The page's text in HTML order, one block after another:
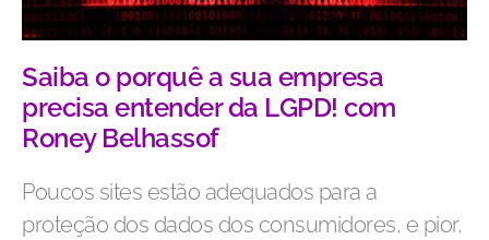
Saiba o porquê a sua empresa
precisa entender da LGPD! com
Roney Belhassof
Poucos sites estão adequados para a
proteção dos dados dos consumidores, e pior,